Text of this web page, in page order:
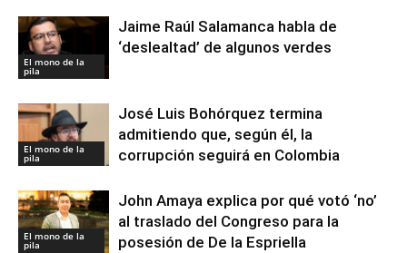
El mono de la
pila
Jaime Raúl Salamanca habla de
‘deslealtad’ de algunos verdes
El mono de la
pila
José Luis Bohórquez termina
admitiendo que, según él, la
corrupción seguirá en Colombia
El mono de la
pila
John Amaya explica por qué votó ‘no’
al traslado del Congreso para la
posesión de De la Espriella